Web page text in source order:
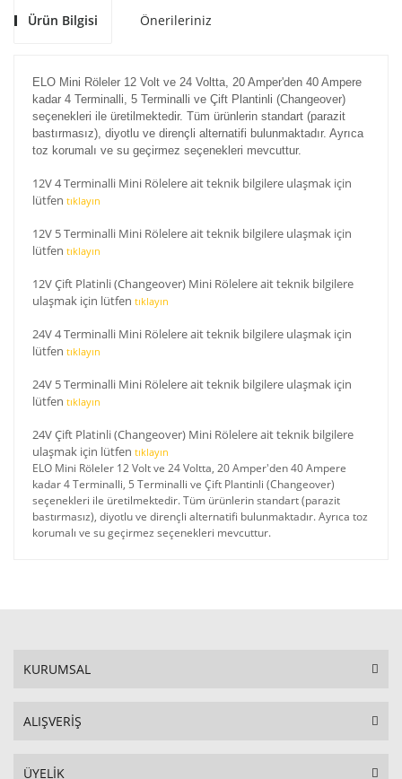
Ürün Bilgisi Önerileriniz
ELO Mini Röleler 12 Volt ve 24 Voltta, 20 Amper'den 40 Ampere
kadar 4 Terminalli, 5 Terminalli ve Çift Plantinli (Changeover)
seçenekleri ile üretilmektedir. Tüm ürünlerin standart (parazit
bastırmasız), diyotlu ve dirençli alternatifi bulunmaktadır. Ayrıca
toz korumalı ve su geçirmez seçenekleri mevcuttur.
12V 4 Terminalli Mini Rölelere ait teknik bilgilere ulaşmak için
lütfen tıklayın
12V 5 Terminalli Mini Rölelere ait teknik bilgilere ulaşmak için
lütfen tıklayın
12V Çift Platinli (Changeover) Mini Rölelere ait teknik bilgilere
ulaşmak için lütfen tıklayın
24V 4 Terminalli Mini Rölelere ait teknik bilgilere ulaşmak için
lütfen tıklayın
24V 5 Terminalli Mini Rölelere ait teknik bilgilere ulaşmak için
lütfen tıklayın
24V Çift Platinli (Changeover) Mini Rölelere ait teknik bilgilere
ulaşmak için lütfen tıklayın
ELO Mini Röleler 12 Volt ve 24 Voltta, 20 Amper'den 40 Ampere
kadar 4 Terminalli, 5 Terminalli ve Çift Plantinli (Changeover)
seçenekleri ile üretilmektedir. Tüm ürünlerin standart (parazit
bastırmasız), diyotlu ve dirençli alternatifi bulunmaktadır. Ayrıca toz
korumalı ve su geçirmez seçenekleri mevcuttur.
KURUMSAL
ALIŞVERİŞ
ÜYELİK